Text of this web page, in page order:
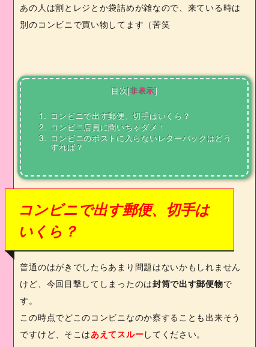
あの人は割とレジとか袋詰めが雑なので、来ている時は
別のコンビニで買い物してます（苦笑
目次[非表示]
1. コンビニで出す郵便、切手はいくら？
2. コンビニ店員に聞いちゃダメ！
3. コンビニのポストに入らないレターパックはどう
すれば？
コンビニで出す郵便、切手は
いくら？
普通のはがきでしたらあまり問題はないかもしれません
けど、今回目撃してしまったのは封筒で出す郵便物で
す。
この時点でどこのコンビニなのか察することも出来そう
ですけど、そこはあえてスルーしてください。